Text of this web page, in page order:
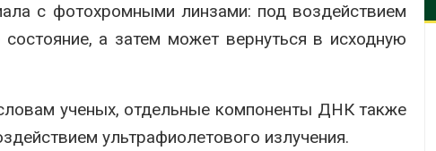
с фотохромными линзами: под воздействием
а затем может вернуться в исходную
ученых, отдельные компоненты ДНК также
ультрафиолетового излучения.